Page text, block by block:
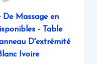
De Massage en
- Table
D'extrémité
Ivoire